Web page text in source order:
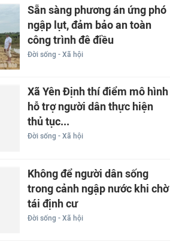
Sẵn sàng phương án ứng phó
ngập lụt, đảm bảo an toàn
công trình đê điều
Đời sống - Xã hội
Xã Yên Định thí điểm mô hình
hỗ trợ người dân thực hiện
thủ tục...
Đời sống - Xã hội
Không để người dân sống
trong cảnh ngập nước khi chờ
tái định cư
Đời sống - Xã hội